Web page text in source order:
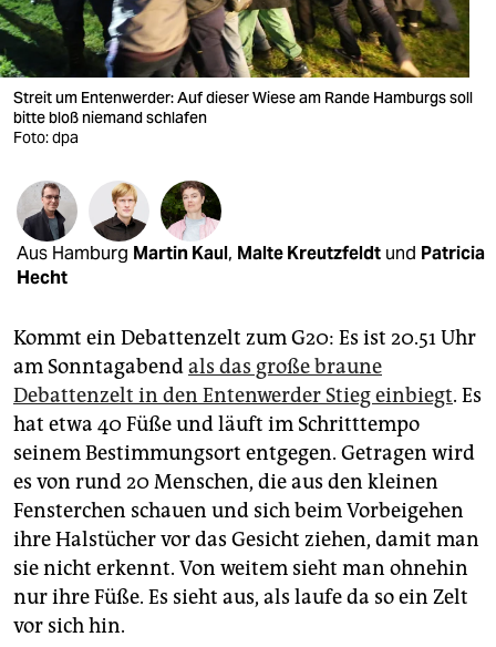
wahrheit
verlag
verlag
shop
fragen & hilfe
unterstützen
abo
genossenschaft
epaper login
Streit um Entenwerder: Auf dieser Wiese am Rande Hamburgs soll
bitte bloß niemand schlafen
Foto: dpa
Aus Hamburg Martin Kaul, Malte Kreutzfeldt und Patricia
Hecht
Kommt ein Debattenzelt zum G20: Es ist 20.51 Uhr
am Sonntagabendals das große braune
Debattenzelt in den Entenwerder Stieg einbiegt. Es
hat etwa 40 Füße und läuft im Schritttempo
seinem Bestimmungsort entgegen. Getragen wird
es von rund 20 Menschen, die aus den kleinen
Fensterchen schauen und sich beim Vorbeigehen
ihre Halstücher vor das Gesicht ziehen, damit man
sie nicht erkennt. Von weitem sieht man ohnehin
nur ihre Füße. Es sieht aus, als laufe da so ein Zelt
vor sich hin.